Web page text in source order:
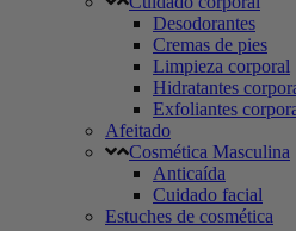
Desodorantes
Cremas de pies
Limpieza corporal
Hidratantes
Exfoliantes
Afeitado
Cosmética Masculina
Anticaída
Cuidado facial
Estuches de cosmética